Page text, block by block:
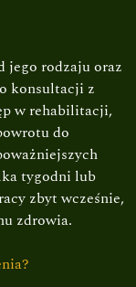
jego rodzaju oraz
konsultacji z
w rehabilitacji,
do
tygodni lub
zbyt wcześnie,
zdrowia.